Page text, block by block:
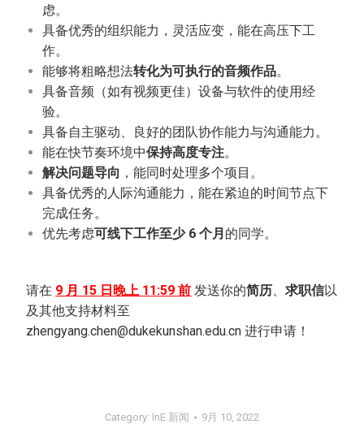
虑。
具备优秀的组织能力，灵活应变，能在高压下工
作。
能够将粗略想法转化为可执行的音频作品。
具备音频（如有视频更佳）设备与软件的使用经
验。
具备自主驱动、良好的团队协作能力与沟通能力。
能在快节奏环境中保持高度专注。
解决问题导向 ，能同时处理多个项目。
具备优秀的人际沟通能力，能在紧迫的时间节点下
完成任务。
优先考虑可线下工作至少 6 个月 的同学。
请在 9 月 15 日晚上 11:59 前 发送你的简历 、求职信以
及其他支持材料至
zhengyang.chen@dukekunshan.edu.cn 进行申请！
Category: InE 新闻 9月 10, 2022